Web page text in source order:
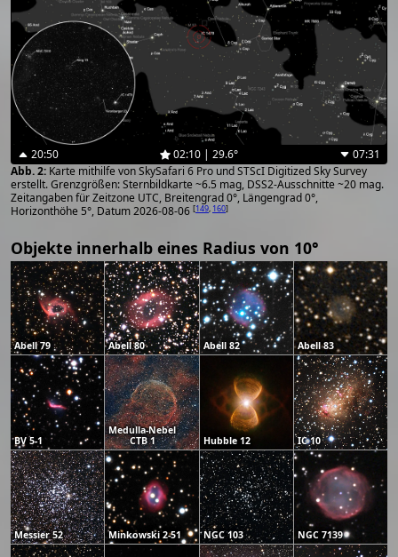
20:50 02:10 | 29.6°
07:31
Karte mithilfe von SkySafari 6 Pro und STScI Digitized Sky Survey
erstellt. Grenzgrößen: Sternbildkarte ~6.5 mag, DSS2-Ausschnitte ~20 mag.
Zeitangaben für Zeitzone UTC, Breitengrad 0°, Längengrad 0°,
Horizonthöhe 5°, Datum 2026-08-06 [149 160]
Objekte innerhalb eines Radius von 10°
Abell 79 Abell 80 Abell 82 Abell 83
BV 5-1
Medulla-Nebel
CTB 1
Hubble 12 IC 10
Messier 52 Minkowski 2-51 NGC 103 NGC 7139